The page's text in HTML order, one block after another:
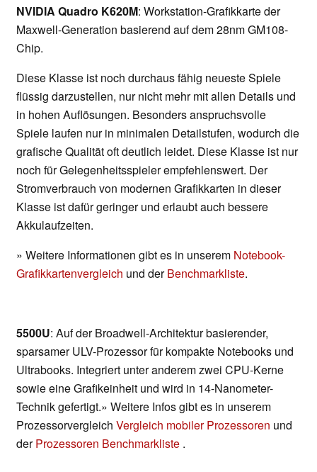
NVIDIA Quadro K620M: Workstation-Grafikkarte der
Maxwell-Generation basierend auf dem 28nm GM108-
Chip.
Diese Klasse ist noch durchaus fähig neueste Spiele
flüssig darzustellen, nur nicht mehr mit allen Details und
in hohen Auflösungen. Besonders anspruchsvolle
Spiele laufen nur in minimalen Detailstufen, wodurch die
grafische Qualität oft deutlich leidet. Diese Klasse ist nur
noch für Gelegenheitsspieler empfehlenswert. Der
Stromverbrauch von modernen Grafikkarten in dieser
Klasse ist dafür geringer und erlaubt auch bessere
Akkulaufzeiten.
» Weitere Informationen gibt es in unserem Notebook-
Grafikkartenvergleich und derBenchmarkliste.
5500U: Auf der Broadwell-Architektur basierender,
sparsamer ULV-Prozessor für kompakte Notebooks und
Ultrabooks. Integriert unter anderem zwei CPU-Kerne
sowie eine Grafikeinheit und wird in 14-Nanometer-
Technik gefertigt.» Weitere Infos gibt es in unserem
Prozessorvergleich Vergleich mobiler Prozessoren und
derProzessoren Benchmarkliste .